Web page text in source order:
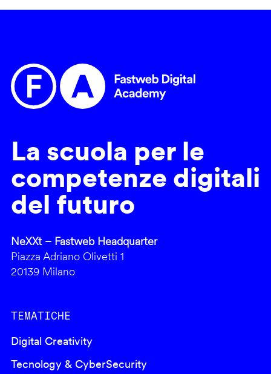
La scuola per le
competenze digitali
del futuro
NeXXt – Fastweb Headquarter
Piazza Adriano Olivetti 1
20139 Milano
TEMATICHE
Digital Creativity
Tecnology & CyberSecurity